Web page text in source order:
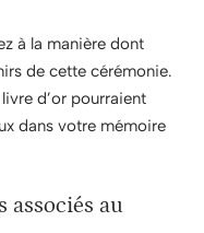
à la manière dont
de cette cérémonie.
d’or pourraient
dans votre mémoire
associés au